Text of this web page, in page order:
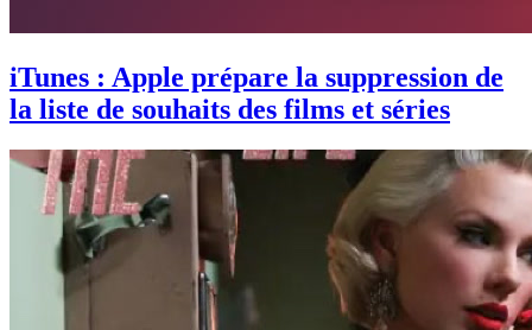
iTunes : Apple prépare la suppression de
la liste de souhaits des films et séries